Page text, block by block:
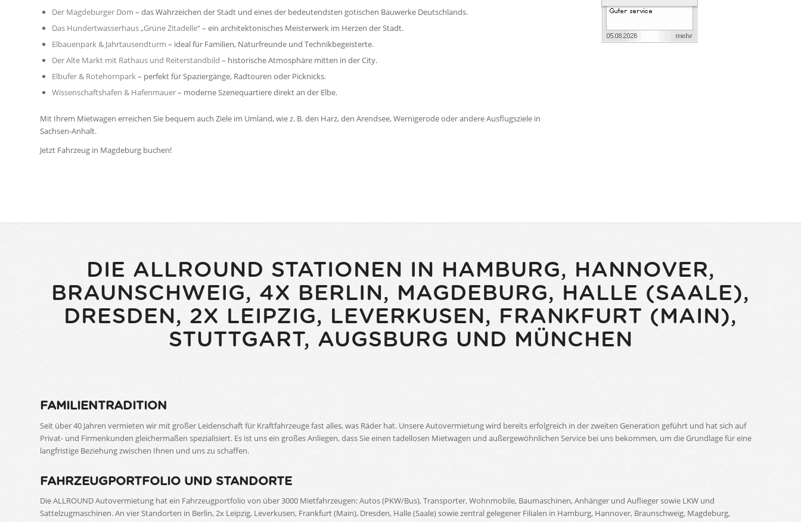
Der Magdeburger Dom – das Wahrzeichen der Stadt und eines der bedeutendsten gotischen Bauwerke Deutschlands.
Das Hundertwasserhaus „Grüne Zitadelle“– ein architektonisches Meisterwerk im Herzen der Stadt.
Elbauenpark & Jahrtausendturm – ideal für Familien, Naturfreunde und Technikbegeisterte.
Der Alte Markt mit Rathaus und Reiterstandbild – historische Atmosphäre mitten in der City.
Elbufer & Rotehornpark– perfekt für Spaziergänge, Radtouren oder Picknicks.
Wissenschaftshafen & Hafenmauer– moderne Szenequartiere direkt an der Elbe.
Mit Ihrem Mietwagen erreichen Sie bequem auch Ziele im Umland, wie z. B. den Harz, den Arendsee, Wernigerode oder andere Ausflugsziele in
Sachsen-Anhalt.
Jetzt Fahrzeug in Magdeburg buchen!
DIE ALLROUND STATIONEN IN HAMBURG, HANNOVER,
BRAUNSCHWEIG, 4X BERLIN, MAGDEBURG, HALLE (SAALE),
DRESDEN, 2X LEIPZIG, LEVERKUSEN, FRANKFURT (MAIN),
STUTTGART, AUGSBURG UND MÜNCHEN
FAMILIENTRADITION
Seit über 40 Jahren vermieten wir mit großer Leidenschaft für Kraftfahrzeuge fast alles, was Räder hat. Unsere Autovermietung wird bereits erfolgreich in der zweiten Generation geführt und hat sich auf
Privat- und Firmenkunden gleichermaßen spezialisiert. Es ist uns ein großes Anliegen, dass Sie einen tadellosen Mietwagen und außergewöhnlichen Service bei uns bekommen, um die Grundlage für eine
langfristige Beziehung zwischen Ihnen und uns zu schaffen.
FAHRZEUGPORTFOLIO UND STANDORTE
Die ALLROUND Autovermietung hat ein Fahrzeugportfolio von über 3000 Mietfahrzeugen: Autos (PKW/Bus), Transporter, Wohnmobile, Baumaschinen, Anhänger und Auflieger sowie LKW und
Sattelzugmaschinen. An vier Standorten in Berlin, 2x Leipzig, Leverkusen, Frankfurt (Main), Dresden, Halle (Saale) sowie zentral gelegener Filialen in Hamburg, Hannover, Braunschweig, Magdeburg,